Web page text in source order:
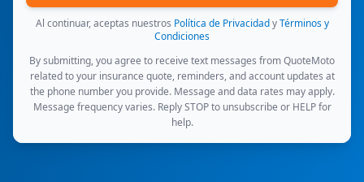
Al continuar, aceptas nuestros Política de Privacidad y Términos y
Condiciones
By submitting, you agree to receive text messages from QuoteMoto
related to your insurance quote, reminders, and account updates at
the phone number you provide. Message and data rates may apply.
Message frequency varies. Reply STOP to unsubscribe or HELP for
help.